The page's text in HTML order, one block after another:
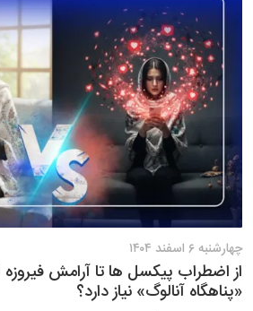
از اضطراب پیکسل ها تا آرامش
«پناهگاه آنالوگ» نیاز دارد؟
چهارشنبه ۶ اسفند ۱۴۰۴